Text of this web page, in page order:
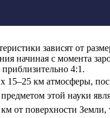
зависят от
начиная с момента
4:1.
км атмосферы,
этой науки
от поверхности